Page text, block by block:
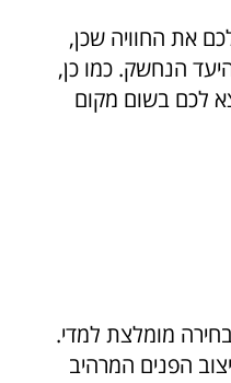
את החוויה שכן,
הנחשק. כמו כן,
לכם בשום מקום
מומלצת למדי.
הפנים המרהיב